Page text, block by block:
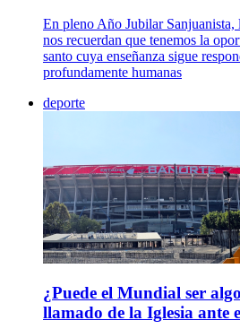
En pleno Año Jubilar Sanjuanista,
nos recuerdan que tenemos la
santo cuya enseñanza sigue
profundamente humanas
deporte
¿Puede el Mundial ser
llamado de la Iglesia ante